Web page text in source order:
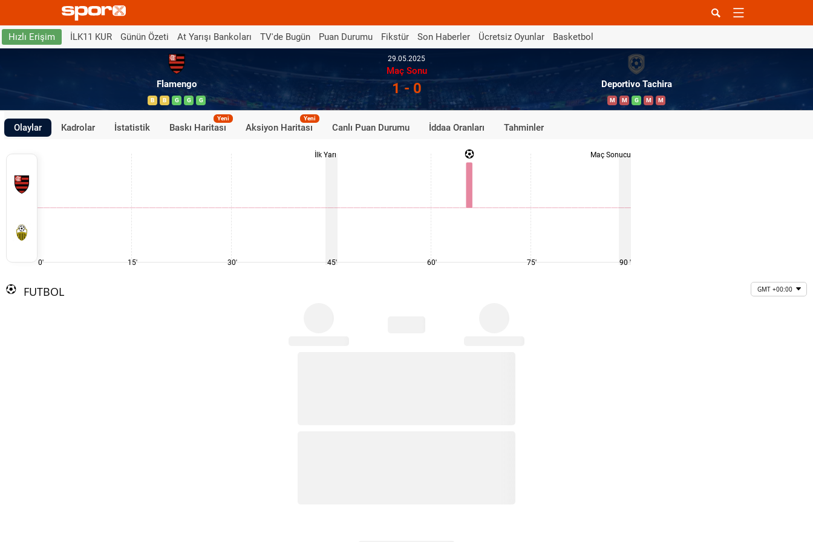
Hızlı Erişim İLK11 KUR Günün Özeti At Yarışı Bankoları TV'de Bugün Puan Durumu Fikstür Son Haberler Ücretsiz Oyunlar Basketbol
Flamengo
B B G G G
29.05.2025
Maç Sonu
1 - 0 Deportivo Tachira
M M G M M
Olaylar Kadrolar İstatistik Baskı Haritası
Yeni
Aksiyon Haritası
Yeni
Canlı Puan Durumu İddaa Oranları Tahminler
0' 15' 30'
İlk Yarı
45' 60' 75'
Maç Sonucu
90 '
FUTBOL GMT +00:00